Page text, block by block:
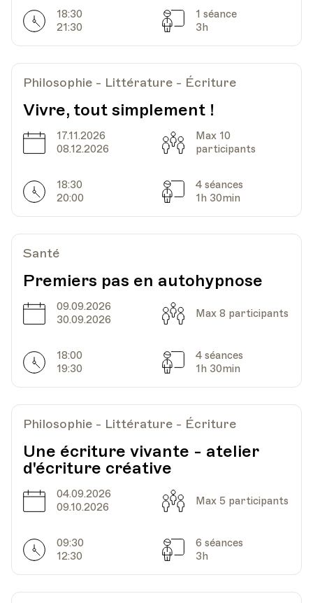
Date13.12.2023 Heure
18.30
UPL - Université populaire de Lausanne -
Horarires
18:30
21:30
Séances
1 séance
3h
Philosophie - Littérature - Écriture
Vivre, tout simplement !
Date
17.11.2026
08.12.2026
Capacité
Max 10
participants
Horarires
18:30
20:00
Séances
4 séances
1h 30min
Santé
Premiers pas en autohypnose
Date
09.09.2026
30.09.2026
Capacité
Max 8 participants
Horarires
18:00
19:30
Séances
4 séances
1h 30min
Philosophie - Littérature - Écriture
Une écriture vivante - atelier
d'écriture créative
Date
04.09.2026
09.10.2026
Capacité
Max 5 participants
Horarires
09:30
12:30
Séances
6 séances
3h